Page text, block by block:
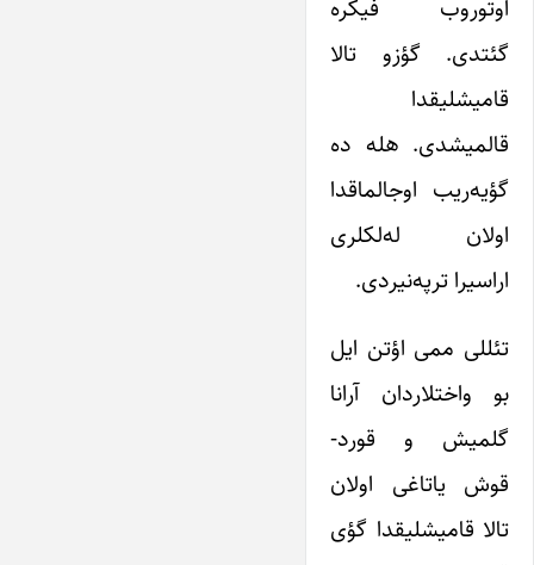
اوتوروب فیکره
گئتدی. گؤزو تالا
قامیشلیقدا
قالمیشدی. هله ده
گؤیه‌ریب اوجالماقدا
اولان له‌لکلری
اراسیرا ترپه‌نیردی.
تئللی ممی اؤتن ایل
بو واختلاردان آرانا
گلمیش و قورد-
قوش یاتاغی اولان
تالا قامیشلیقدا گؤی